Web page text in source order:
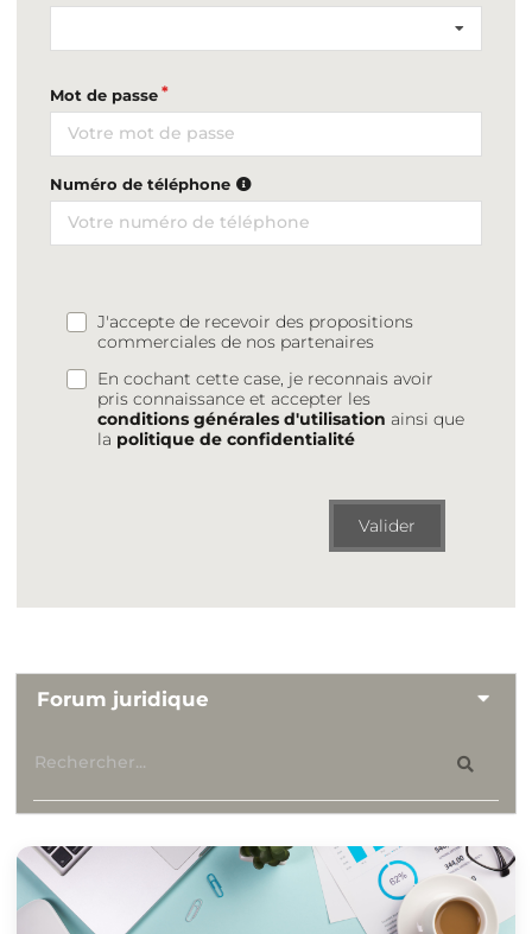
Mot de passe
Numéro de téléphone
J'accepte de recevoir des propositions
commerciales de nos partenaires
En cochant cette case, je reconnais avoir
pris connaissance et accepter les
conditions générales d'utilisation ainsi que
la politique de confidentialité
Valider
Forum juridique